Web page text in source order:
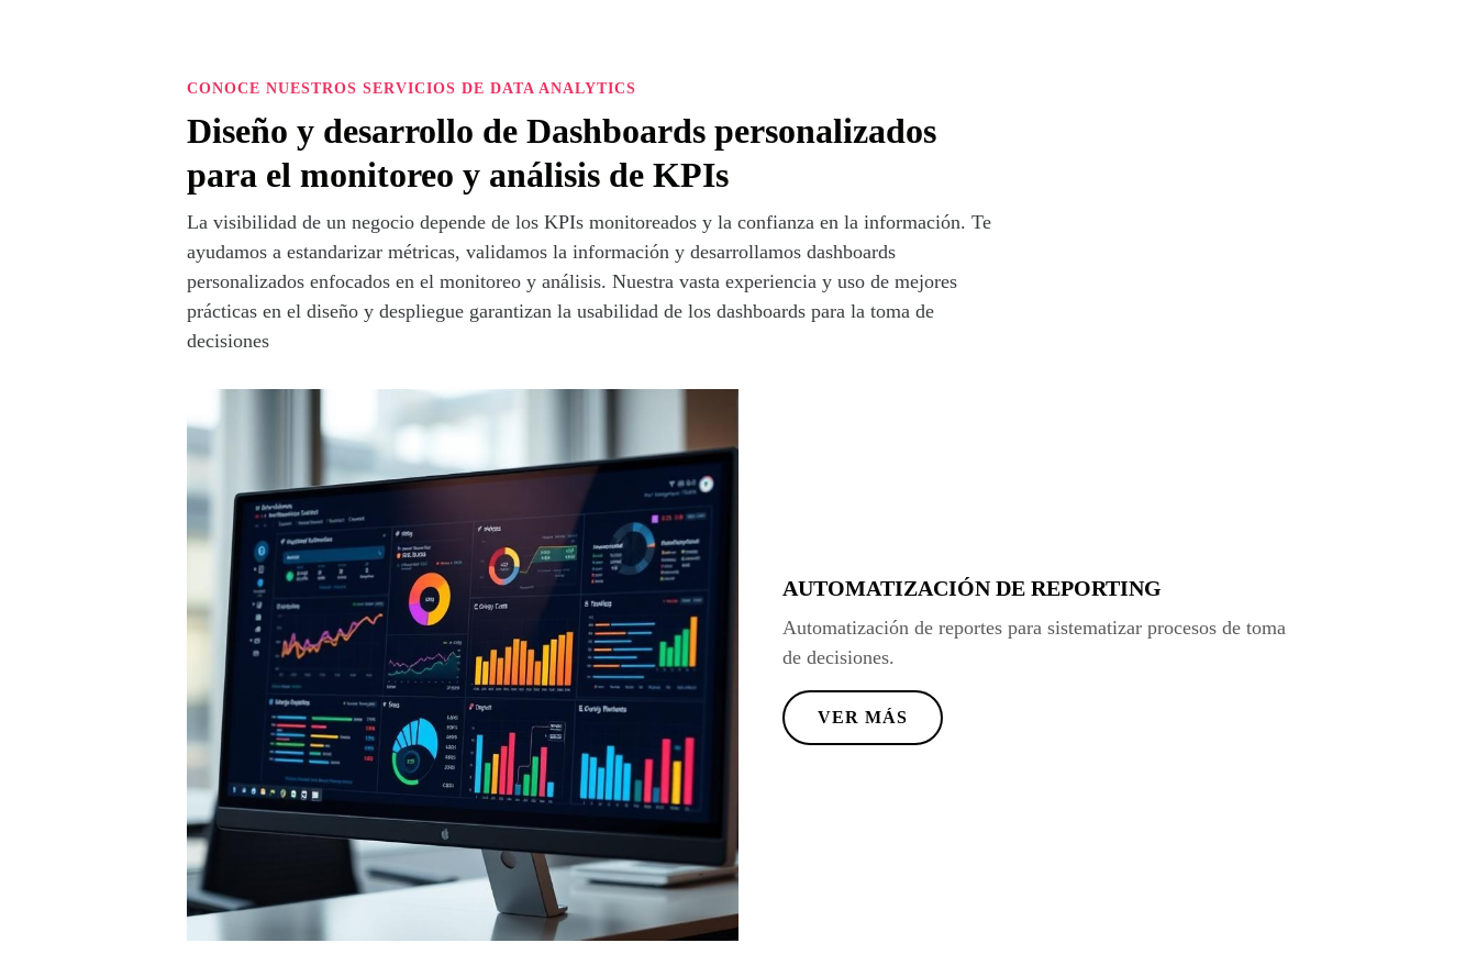
CONOCE NUESTROS SERVICIOS DE DATA ANALYTICS
Diseño y desarrollo de Dashboards personalizados
para el monitoreo y análisis de KPIs
La visibilidad de un negocio depende de los KPIs monitoreados y la confianza en la información. Te
ayudamos a estandarizar métricas, validamos la información y desarrollamos dashboards
personalizados enfocados en el monitoreo y análisis. Nuestra vasta experiencia y uso de mejores
prácticas en el diseño y despliegue garantizan la usabilidad de los dashboards para la toma de
decisiones
AUTOMATIZACIÓN DE REPORTING
Automatización de reportes para sistematizar procesos de toma
de decisiones.
VER MÁS